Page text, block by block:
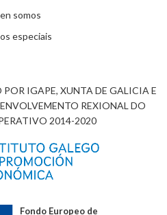
somos
especiais
IGAPE, XUNTA DE GALICIA E
REXIONAL DO
2014-2020
Fondo Europeo de